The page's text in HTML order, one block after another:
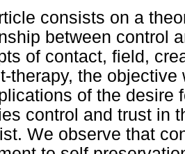
consists on a
between control
of contact, field,
therapy, the
of the desire
control and trust in
We observe that